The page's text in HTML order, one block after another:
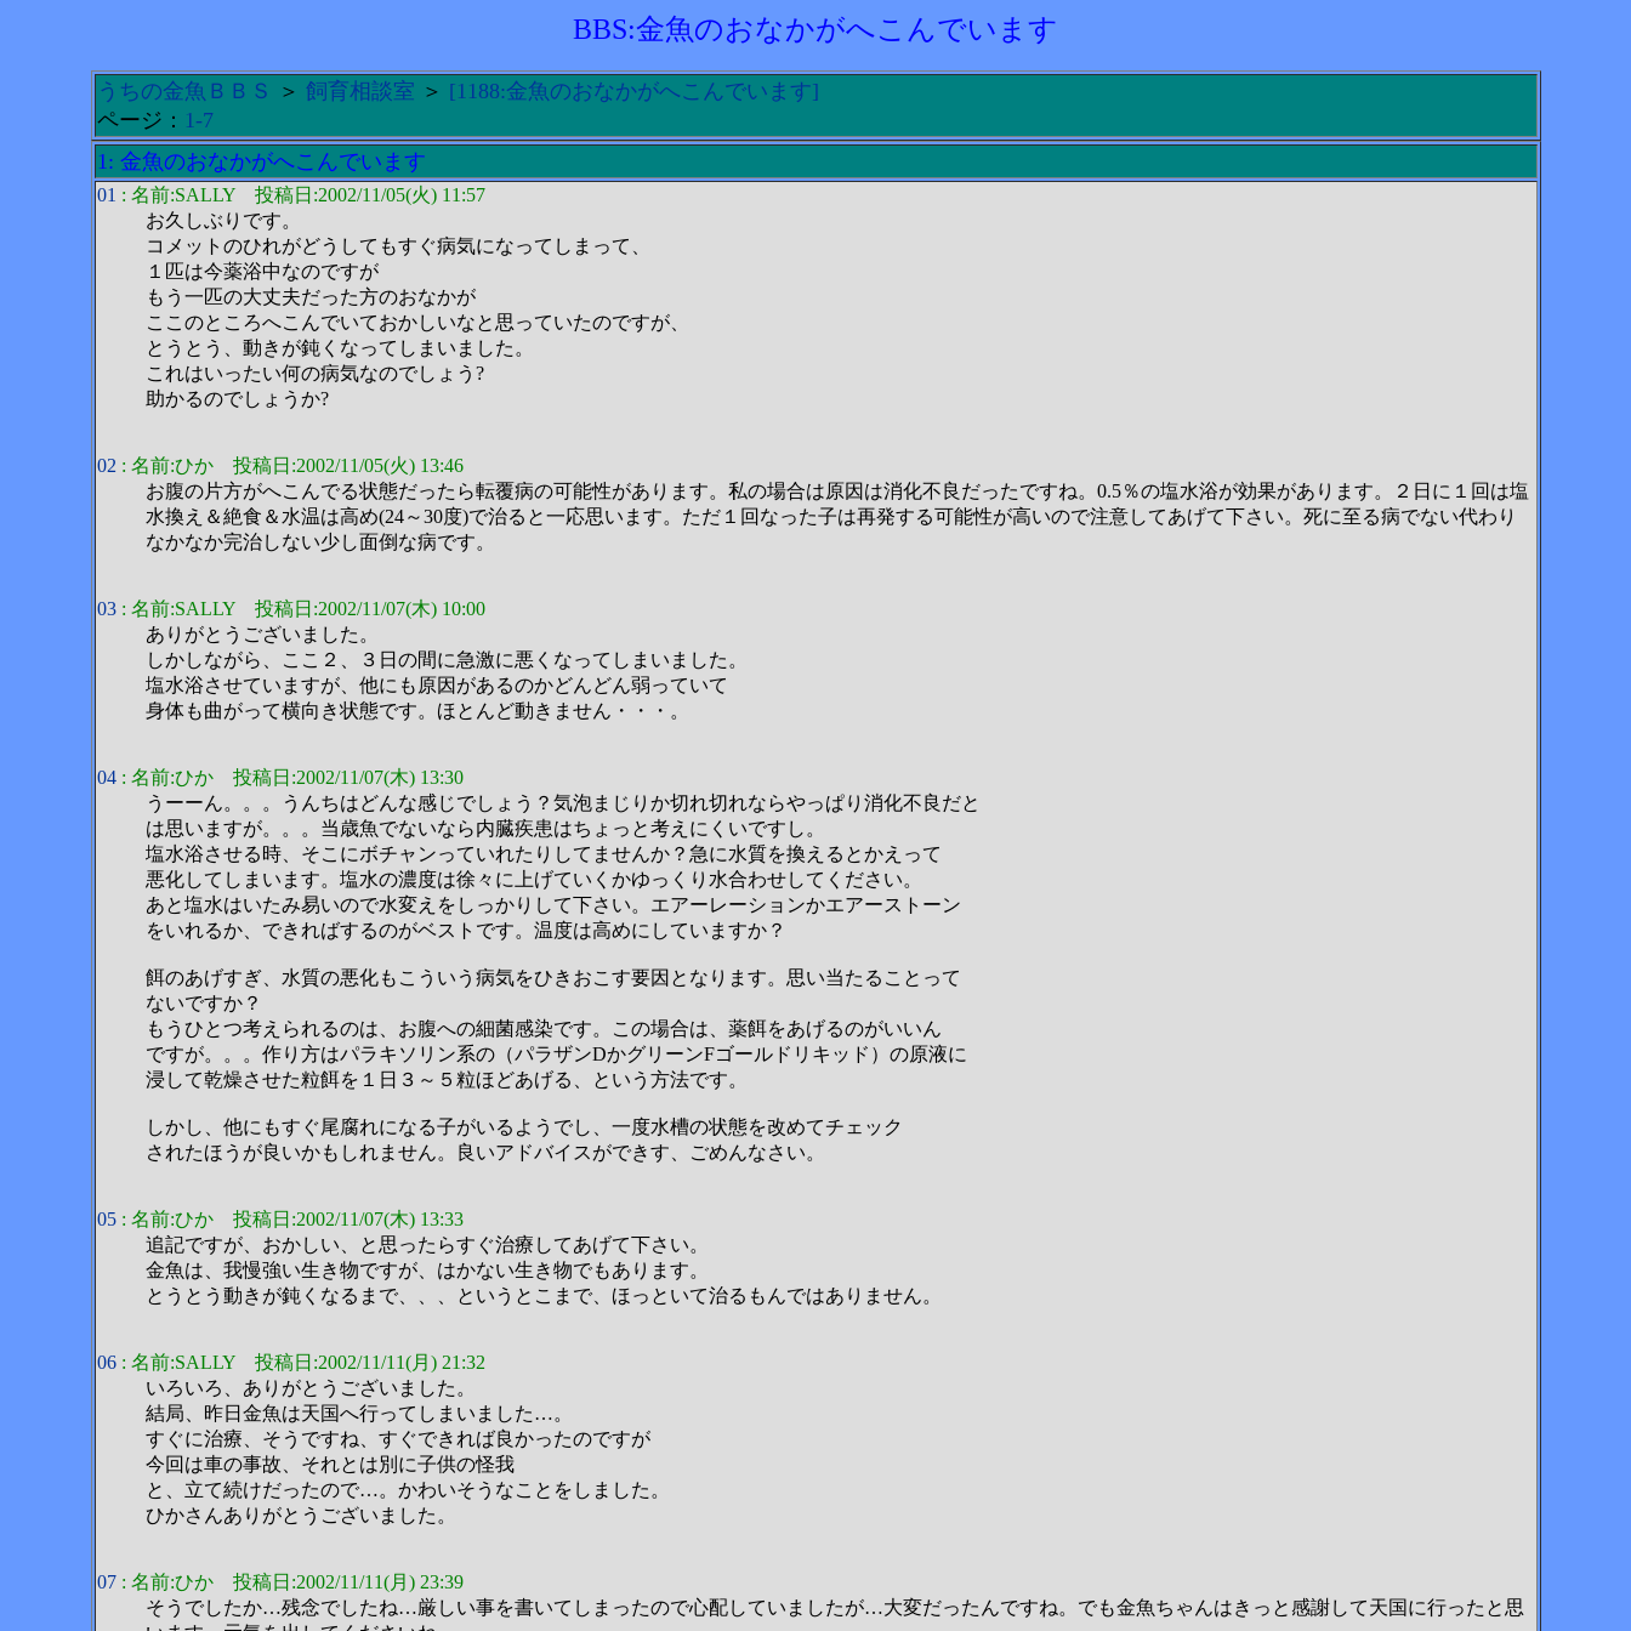
BBS:金魚のおなかがへこんでいます
うちの金魚ＢＢＳ ＞ 飼育相談室 ＞ [1188:金魚のおなかがへこんでいます]
ページ： 1-7
1: 金魚のおなかがへこんでいます
01 : 名前:SALLY 投稿日:2002/11/05(火) 11:57
お久しぶりです。
コメットのひれがどうしてもすぐ病気になってしまって、
１匹は今薬浴中なのですが
もう一匹の大丈夫だった方のおなかが
ここのところへこんでいておかしいなと思っていたのですが、
とうとう、動きが鈍くなってしまいました。
これはいったい何の病気なのでしょう?
助かるのでしょうか?
02 : 名前:ひか 投稿日:2002/11/05(火) 13:46
お腹の片方がへこんでる状態だったら転覆病の可能性があります。私の場合は原因は消化不良だったですね。0.5％の塩水浴が効果があります。２日に１回は塩
水換え＆絶食＆水温は高め(24～30度)で治ると一応思います。ただ１回なった子は再発する可能性が高いので注意してあげて下さい。死に至る病でない代わり
なかなか完治しない少し面倒な病です。
03: 名前:SALLY 投稿日:2002/11/07(木) 10:00
ありがとうございました。
しかしながら、ここ２、３日の間に急激に悪くなってしまいました。
塩水浴させていますが、他にも原因があるのかどんどん弱っていて
身体も曲がって横向き状態です。ほとんど動きません・・・。
04: 名前:ひか 投稿日:2002/11/07(木) 13:30
うーーん。。。うんちはどんな感じでしょう？気泡まじりか切れ切れならやっぱり消化不良だと
は思いますが。。。当歳魚でないなら内臓疾患はちょっと考えにくいですし。
塩水浴させる時、そこにボチャンっていれたりしてませんか？急に水質を換えるとかえって
悪化してしまいます。塩水の濃度は徐々に上げていくかゆっくり水合わせしてください。
あと塩水はいたみ易いので水変えをしっかりして下さい。エアーレーションかエアーストーン
をいれるか、できればするのがベストです。温度は高めにしていますか？
餌のあげすぎ、水質の悪化もこういう病気をひきおこす要因となります。思い当たることって
ないですか？
もうひとつ考えられるのは、お腹への細菌感染です。この場合は、薬餌をあげるのがいいん
ですが。。。作り方はパラキソリン系の（パラザンDかグリーンFゴールドリキッド）の原液に
浸して乾燥させた粒餌を１日３～５粒ほどあげる、という方法です。
しかし、他にもすぐ尾腐れになる子がいるようでし、一度水槽の状態を改めてチェック
されたほうが良いかもしれません。良いアドバイスができす、ごめんなさい。
05: 名前:ひか 投稿日:2002/11/07(木) 13:33
追記ですが、おかしい、と思ったらすぐ治療してあげて下さい。
金魚は、我慢強い生き物ですが、はかない生き物でもあります。
とうとう動きが鈍くなるまで、、、というとこまで、ほっといて治るもんではありません。
06: 名前:SALLY 投稿日:2002/11/11(月) 21:32
いろいろ、ありがとうございました。
結局、昨日金魚は天国へ行ってしまいました…。
すぐに治療、そうですね、すぐできれば良かったのですが
今回は車の事故、それとは別に子供の怪我
と、立て続けだったので…。かわいそうなことをしました。
ひかさんありがとうございました。
07: 名前:ひか 投稿日:2002/11/11(月) 23:39
そうでしたか…残念でしたね…厳しい事を書いてしまったので心配していましたが…大変だったんですね。でも金魚ちゃんはきっと感謝して天国に行ったと思